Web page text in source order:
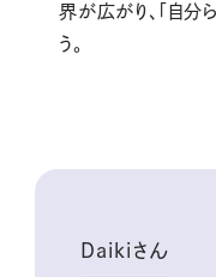
界が広がり、「自分
う。
Daikiさん